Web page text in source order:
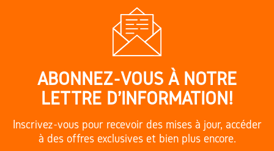
ABONNEZ-VOUS À NOTRE
LETTRE D'INFORMATION!
Inscrivez-vous pour recevoir des mises à jour, accéder
à des offres exclusives et bien plus encore.